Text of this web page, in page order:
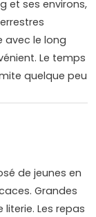
et ses environs,
avec le long
Le temps
quelque peu
de jeunes en
Grandes
Les repas